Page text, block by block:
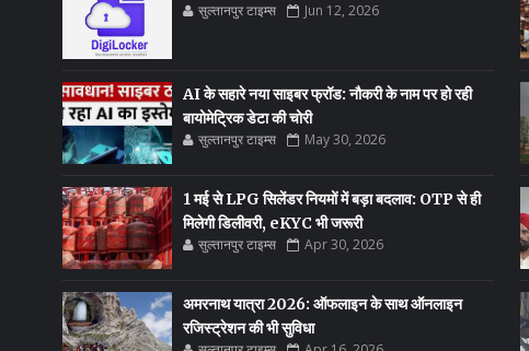
सुल्तानपुर टाइम्स Jun 12, 2026
AI के सहारे नया साइबर फ्रॉड: नौकरी के नाम पर हो रही
बायोमेट्रिक डेटा की चोरी
सुल्तानपुर टाइम्स May 30, 2026
1 मई से LPG सिलेंडर नियमों में बड़ा बदलाव: OTP से ही
मिलेगी डिलीवरी, eKYC भी जरूरी
सुल्तानपुर टाइम्स Apr 30, 2026
अमरनाथ यात्रा 2026: ऑफलाइन के साथ ऑनलाइन
रजिस्ट्रेशन की भी सुविधा